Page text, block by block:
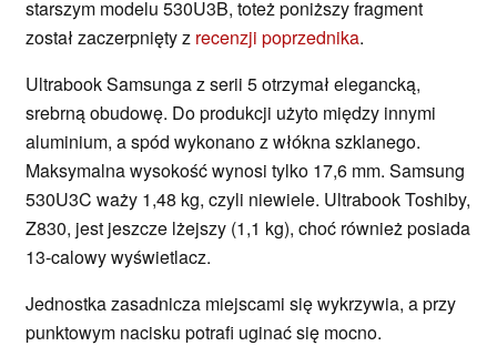
starszym modelu 530U3B, toteż poniższy fragment
został zaczerpnięty z recenzji poprzednika.
Ultrabook Samsunga z serii 5 otrzymał elegancką,
srebrną obudowę. Do produkcji użyto między innymi
aluminium, a spód wykonano z włókna szklanego.
Maksymalna wysokość wynosi tylko 17,6 mm. Samsung
530U3C waży 1,48 kg, czyli niewiele. Ultrabook Toshiby,
Z830, jest jeszcze lżejszy (1,1 kg), choć również posiada
13-calowy wyświetlacz.
Jednostka zasadnicza miejscami się wykrzywia, a przy
punktowym nacisku potrafi uginać się mocno.